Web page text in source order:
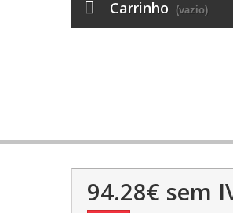
Carrinho (vazio)
94.28€ sem